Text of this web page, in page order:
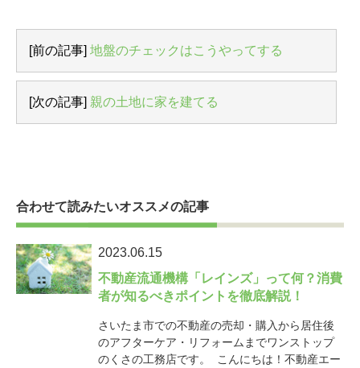
[前の記事] 地盤のチェックはこうやってする
[次の記事] 親の土地に家を建てる
合わせて読みたいオススメの記事
2023.06.15
不動産流通機構「レインズ」って何？消費
者が知るべきポイントを徹底解説！
さいたま市での不動産の売却・購入から居住後
のアフターケア・リフォームまでワンストップ
のくさの工務店です。 こんにちは！不動産エー